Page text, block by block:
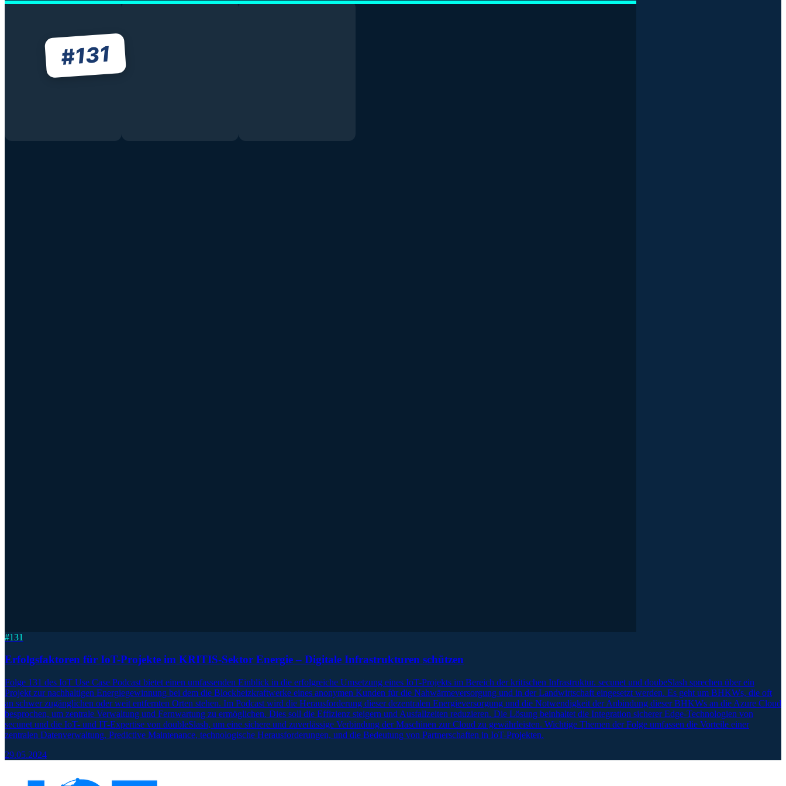
#131
#131
Erfolgsfaktoren für IoT-Projekte im KRITIS-Sektor Energie – Digitale Infrastrukturen schützen
Folge 131 des IoT Use Case Podcast bietet einen umfassenden Einblick in die erfolgreiche Umsetzung eines IoT-Projekts im Bereich der kritischen Infrastruktur. secunet und doubeSlash sprechen über ein
Projekt zur nachhaltigen Energiegewinnung bei dem die Blockheizkraftwerke eines anonymen Kunden für die Nahwärmeversorgung und in der Landwirtschaft eingesetzt werden. Es geht um BHKWs, die oft
an schwer zugänglichen oder weit entfernten Orten stehen. Im Podcast wird die Herausforderung dieser dezentralen Energieversorgung und die Notwendigkeit der Anbindung dieser BHKWs an die Azure Cloud
besprochen, um zentrale Verwaltung und Fernwartung zu ermöglichen. Dies soll die Effizienz steigern und Ausfallzeiten reduzieren. Die Lösung beinhaltet die Integration sicherer Edge-Technologien von
secunet und die IoT- und IT-Expertise von doubleSlash, um eine sichere und zuverlässige Verbindung der Maschinen zur Cloud zu gewährleisten. Wichtige Themen der Folge umfassen die Vorteile einer
zentralen Datenverwaltung, Predictive Maintenance, technologische Herausforderungen, und die Bedeutung von Partnerschaften in IoT-Projekten.
29.05.2024